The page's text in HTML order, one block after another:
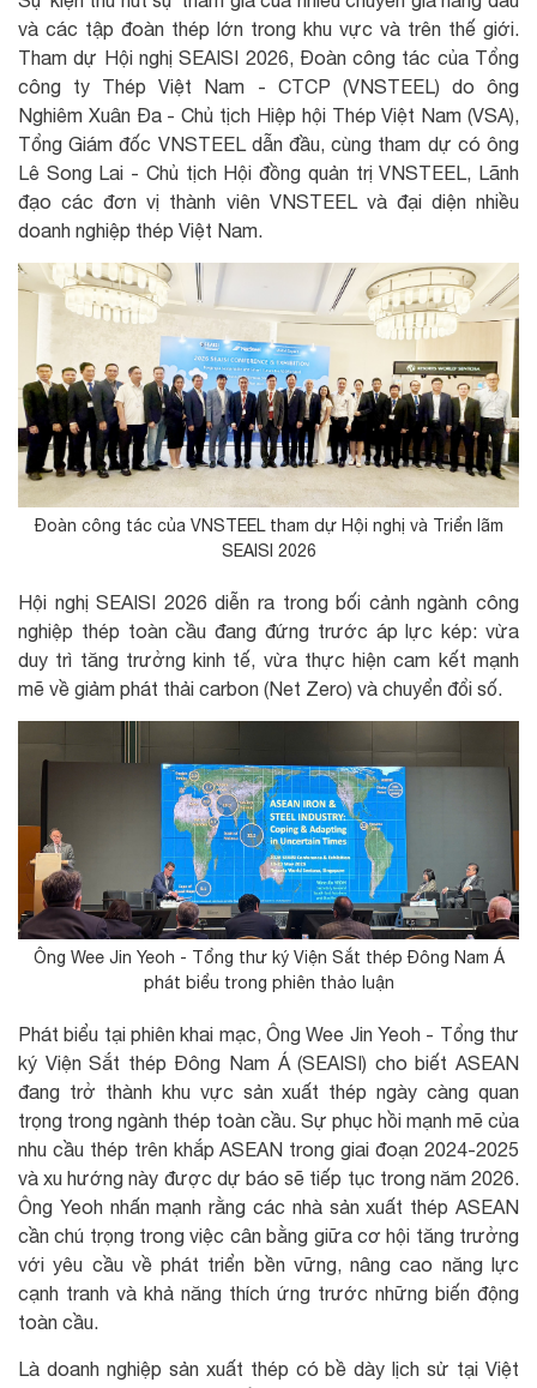
và các tập đoàn thép lớn trong khu vực và trên thế giới.
Tham dự Hội nghị SEAISI 2026, Đoàn công tác của Tổng
công ty Thép Việt Nam - CTCP (VNSTEEL) do ông
Nghiêm Xuân Đa - Chủ tịch Hiệp hội Thép Việt Nam (VSA),
Tổng Giám đốc VNSTEEL dẫn đầu, cùng tham dự có ông
Lê Song Lai - Chủ tịch Hội đồng quản trị VNSTEEL, Lãnh
đạo các đơn vị thành viên VNSTEEL và đại diện nhiều
doanh nghiệp thép Việt Nam.
Đoàn công tác của VNSTEEL tham dự Hội nghị và Triển lãm
SEAISI 2026
Hội nghị SEAISI 2026 diễn ra trong bối cảnh ngành công
nghiệp thép toàn cầu đang đứng trước áp lực kép: vừa
duy trì tăng trưởng kinh tế, vừa thực hiện cam kết mạnh
mẽ về giảm phát thải carbon (Net Zero) và chuyển đổi số.
Ông Wee Jin Yeoh - Tổng thư ký Viện Sắt thép Đông Nam Á
phát biểu trong phiên thảo luận
Phát biểu tại phiên khai mạc, Ông Wee Jin Yeoh - Tổng thư
ký Viện Sắt thép Đông Nam Á (SEAISI) cho biết ASEAN
đang trở thành khu vực sản xuất thép ngày càng quan
trọng trong ngành thép toàn cầu. Sự phục hồi mạnh mẽ của
nhu cầu thép trên khắp ASEAN trong giai đoạn 2024-2025
và xu hướng này được dự báo sẽ tiếp tục trong năm 2026.
Ông Yeoh nhấn mạnh rằng các nhà sản xuất thép ASEAN
cần chú trọng trong việc cân bằng giữa cơ hội tăng trưởng
với yêu cầu về phát triển bền vững, nâng cao năng lực
cạnh tranh và khả năng thích ứng trước những biến động
toàn cầu.
Là doanh nghiệp sản xuất thép có bề dày lịch sử tại Việt